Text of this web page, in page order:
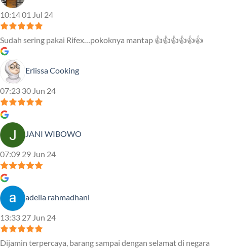
10:14 01 Jul 24
Sudah sering pakai Rifex…pokoknya mantap 👍👍👍👍👍👍
Erlissa Cooking
07:23 30 Jun 24
JANI WIBOWO
07:09 29 Jun 24
adelia rahmadhani
13:33 27 Jun 24
Dijamin terpercaya, barang sampai dengan selamat di negara